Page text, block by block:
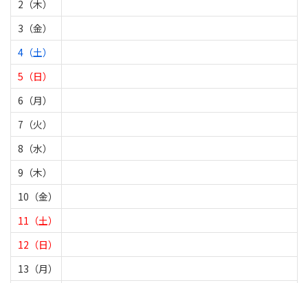
2（木）
3（金）
4（土）
5（日）
6（月）
7（火）
8（水）
9（木）
10（金）
11（土）
12（日）
13（月）